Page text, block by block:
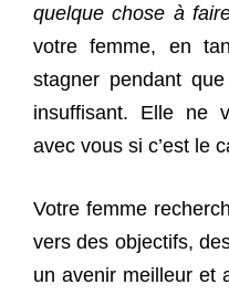
quelque chose à
votre femme, en
stagner pendant
insuffisant. Elle ne
avec vous si c’est le
Votre femme
vers des objectifs,
un avenir meilleur et